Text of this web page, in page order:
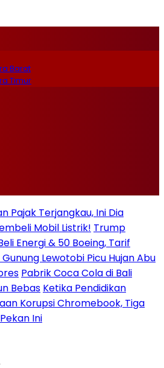
Barat
Timur
Pajak Terjangkau, Ini Dia
Mobil Listrik! Trump
Energi & 50 Boeing, Tarif
Lewotobi Picu Hujan Abu
Pabrik Coca Cola di Bali
Bebas Ketika Pendidikan
Korupsi Chromebook, Tiga
Ini